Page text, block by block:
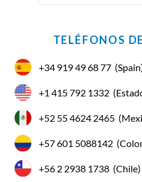
TELÉFONOS
+34 919 49 68 77
+1 415 792 1332
+52 55 4624 2465
+57 601 5088142
+56 2 2938 1738 (Chile)